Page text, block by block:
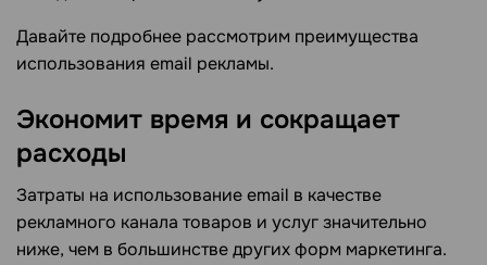
Давайте подробнее рассмотрим преимущества
использования email рекламы.
Экономит время и сокращает
расходы
Затраты на использование email в качестве
рекламного канала товаров и услуг значительно
ниже, чем в большинстве других форм маркетинга.